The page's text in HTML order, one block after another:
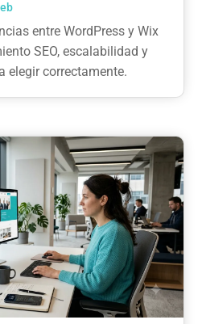
entre WordPress y Wix
SEO, escalabilidad y
elegir correctamente.